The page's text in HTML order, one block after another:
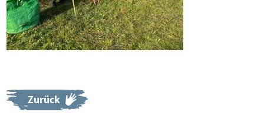
Zurück